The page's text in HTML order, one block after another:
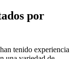
por
tenido experiencia